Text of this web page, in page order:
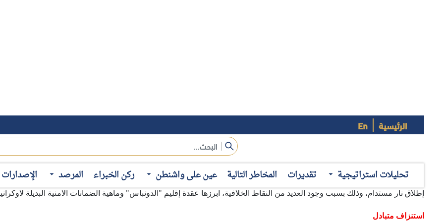
رغم استمرار التقدم الروسي البطيء والتدريجي، فإن أوكرانيا لا تزال، في معظم الأحيان، قادرة على إبطاء هذا التقدم دون استعادة
وهو ما يجعل الحرب صراعَ استنزافٍ للطرفين، فضلاً عن الأطراف الداعمة للجانب الأوكراني. وفيما يلي، يمكن تناول الوضعين
1- تركيز روسي على استهداف منشآت الطاقة ومحطات التحويل في أوكرانيا:
شهدت ليلة 12–13 يناير 2026 واحدة
مطلع العام، مع إطلاق (25) صاروخاً و(293) مسيّرة
باتجاه أوكرانيا. تركزت الضربات على منشآت الطاقة ومحطات التحويل بما أعاد
الكهرباء" إلى الواجهة، وتسبب بمقتل مدنيين في "خاركيف" وبانقطاعات جديدة في "كييف". في المقابل، تُظهر التطورات أن "كييف"
النمط عبر ضربات مضادة تستهدف